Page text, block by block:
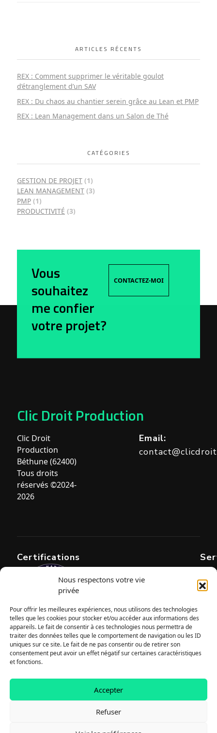
Nous respectons votre vie
privée
Pour offrir les meilleures expériences, nous utilisons des technologies
telles que les cookies pour stocker et/ou accéder aux informations des
appareils. Le fait de consentir à ces technologies nous permettra de
traiter des données telles que le comportement de navigation ou les ID
uniques sur ce site. Le fait de ne pas consentir ou de retirer son
consentement peut avoir un effet négatif sur certaines caractéristiques
et fonctions.
Accepter
Refuser
ARTICLES RÉCENTS
REX : Comment supprimer le véritable goulot
d’étranglement d’un SAV
REX : Du chaos au chantier serein grâce au Lean et PMP
REX : Lean Management dans un Salon de Thé
CATÉGORIES
GESTION DE PROJET (1)
LEAN MANAGEMENT (3)
PMP (1)
PRODUCTIVITÉ (3)
Vous
souhaitez
me confier
votre projet?
CONTACTEZ-MOI
Clic Droit Production
Clic Droit
Production
Béthune (62400)
Tous droits
réservés ©2024-
2026
Email:
Certifications